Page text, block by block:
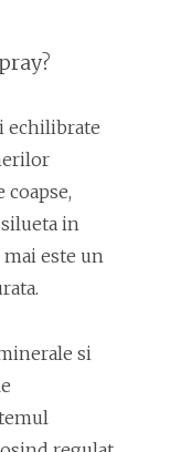
echilibrate
coapse,
in
este un
si